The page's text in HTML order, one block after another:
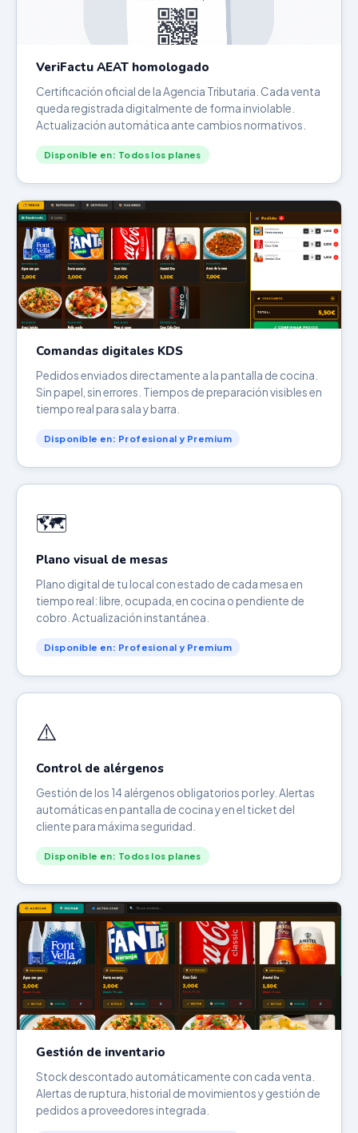
VeriFactu AEAT homologado
Certificación oficial de la Agencia Tributaria. Cada venta
queda registrada digitalmente de forma inviolable.
Actualización automática ante cambios normativos.
Disponible en: Todos los planes
Comandas digitales KDS
Pedidos enviados directamente a la pantalla de cocina.
Sin papel, sin errores. Tiempos de preparación visibles en
tiempo real para sala y barra.
Disponible en: Profesional y Premium
🗺️
Plano visual de mesas
Plano digital de tu local con estado de cada mesa en
tiempo real: libre, ocupada, en cocina o pendiente de
cobro. Actualización instantánea.
Disponible en: Profesional y Premium
⚠️
Control de alérgenos
Gestión de los 14 alérgenos obligatorios por ley. Alertas
automáticas en pantalla de cocina y en el ticket del
cliente para máxima seguridad.
Disponible en: Todos los planes
Gestión de inventario
Stock descontado automáticamente con cada venta.
Alertas de ruptura, historial de movimientos y gestión de
pedidos a proveedores integrada.